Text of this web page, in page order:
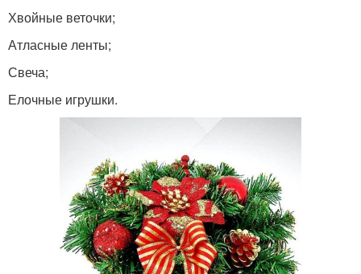
Хвойные веточки;
Атласные ленты;
Свеча;
Елочные игрушки.